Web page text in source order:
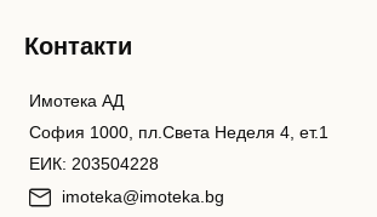
Контакти
Имотека АД
София 1000, пл.Света Неделя 4, ет.1
ЕИК: 203504228
imoteka@imoteka.bg